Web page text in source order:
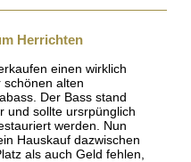
Herrichten
einen wirklich
schönen alten
Der Bass stand
und sollte ursrpünglich
werden. Nun
Hauskauf dazwischen
als auch Geld fehlen,